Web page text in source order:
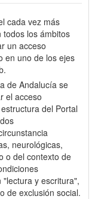
cada vez más
los ámbitos
un acceso
en uno de los ejes
de Andalucía se
el acceso
del Portal
neurológicas,
o del contexto de
y escritura",
de exclusión social.